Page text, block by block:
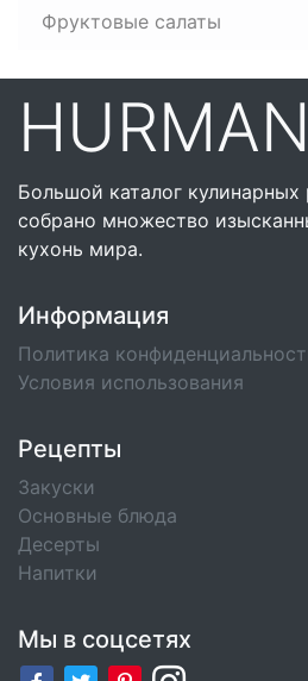
Фруктовые салаты
HURMAN
Большой каталог
собрано множество
кухонь мира.
Информация
Политика
Условия использования
Рецепты
Закуски
Основные блюда
Десерты
Напитки
Мы в соцсетях